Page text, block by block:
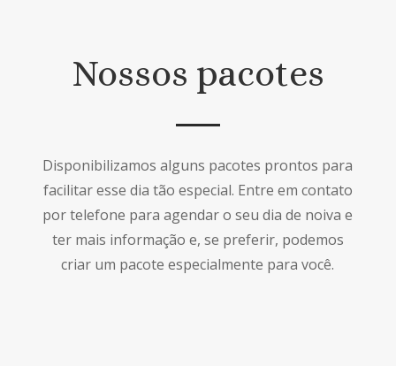
Nossos pacotes
Disponibilizamos alguns pacotes prontos para
facilitar esse dia tão especial. Entre em contato
por telefone para agendar o seu dia de noiva e
ter mais informação e, se preferir, podemos
criar um pacote especialmente para você.